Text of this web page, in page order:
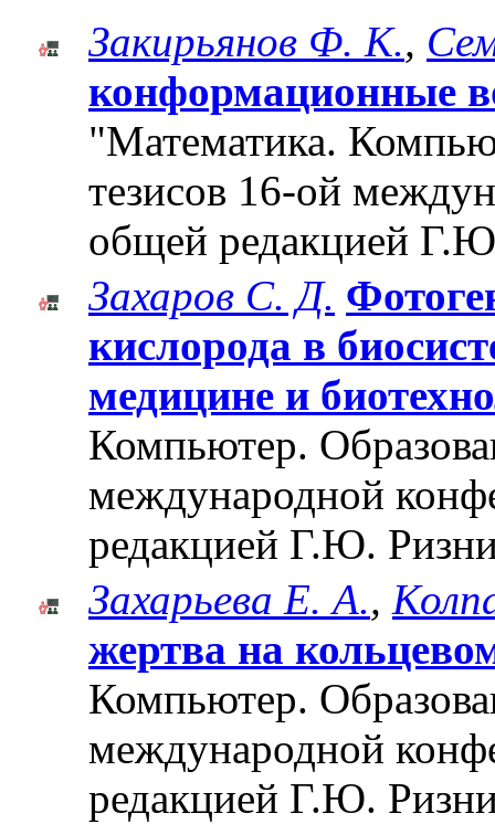
Закирьянов Ф. К.,
конформационные
"Математика.
тезисов 16-ой
общей редакцией
Захаров С. Д.
кислорода в
медицине и
Компьютер.
международной
редакцией Г.Ю.
Захарьева Е. А.,
жертва на
Компьютер.
международной
редакцией Г.Ю.